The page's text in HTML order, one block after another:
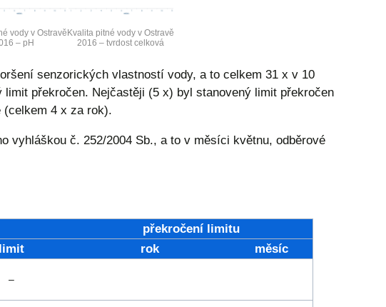
vody v Ostravě
– pH
Kvalita pitné vody v Ostravě
2016 – tvrdost celková
senzorických vlastností vody, a to celkem 31 x v 10
překročen. Nejčastěji (5 x) byl stanovený limit překročen
(celkem 4 x za rok).
vyhláškou č. 252/2004 Sb., a to v měsíci květnu, odběrové
překročení limitu
limit rok měsíc
–